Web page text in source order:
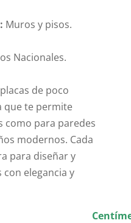
Muros y pisos.
Nacionales.
de poco
que te permite
como para paredes
modernos. Cada
para diseñar y
elegancia y